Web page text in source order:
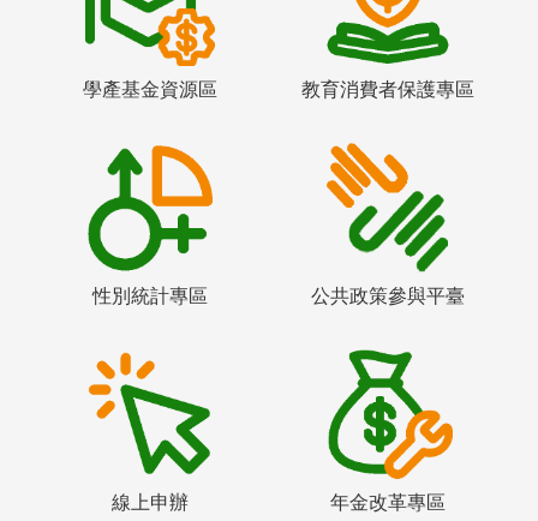
學產基金資源區 教育消費者保護專區
性別統計專區 公共政策參與平臺
線上申辦 年金改革專區